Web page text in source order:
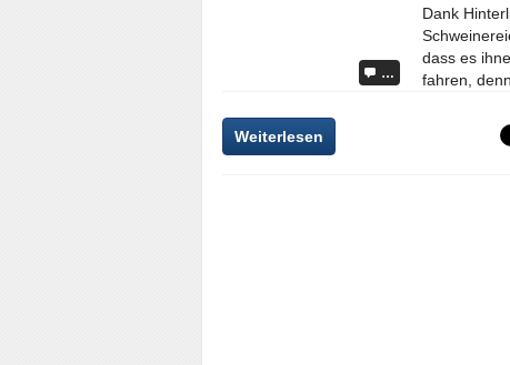
…
Dank
dass es
fahren,
Weiterlesen